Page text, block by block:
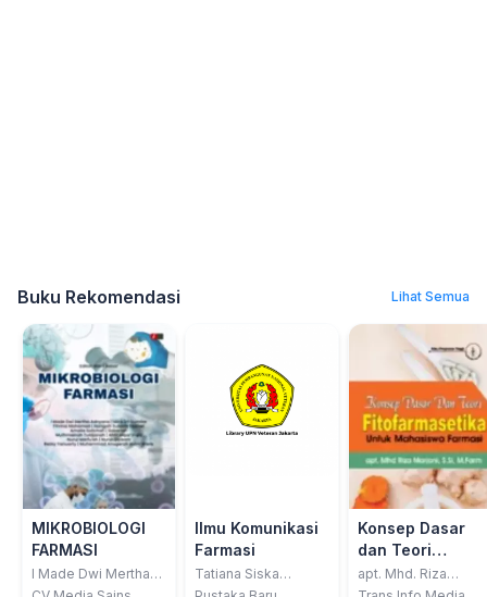
Buku Rekomendasi Lihat Semua
MIKROBIOLOGI
FARMASI
I Made Dwi Mertha
Adnyana; dkk
Ilmu Komunikasi
Farmasi
Tatiana Siska
Wardani, M.Farm.
Konsep Dasar
dan Teori
Fitofarmasetika
apt. Mhd. Riza
Marjoni, S.Si.,